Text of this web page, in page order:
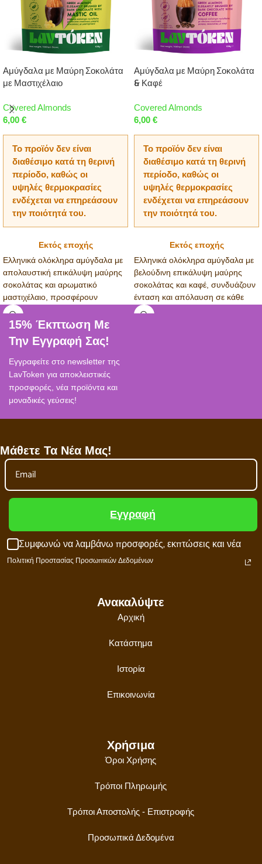
Αμύγδαλα με Μαύρη Σοκολάτα
με Μαστιχέλαιο
Covered Almonds
6,00 €
Το προϊόν δεν είναι
διαθέσιμο κατά τη θερινή
περίοδο, καθώς οι
υψηλές θερμοκρασίες
ενδέχεται να επηρεάσουν
την ποιότητά του.
Εκτός εποχής
Ελληνικά ολόκληρα αμύγδαλα με
απολαυστική επικάλυψη μαύρης
σοκολάτας και αρωματικό
μαστιχέλαιο, προσφέρουν
μοναδική γεύση και ξεχωριστή
απόλαυση - 100γρ.
Αμύγδαλα με Μαύρη Σοκολάτα
& Καφέ
Covered Almonds
6,00 €
Το προϊόν δεν είναι
διαθέσιμο κατά τη θερινή
περίοδο, καθώς οι
υψηλές θερμοκρασίες
ενδέχεται να επηρεάσουν
την ποιότητά του.
Εκτός εποχής
Ελληνικά ολόκληρα αμύγδαλα με
βελούδινη επικάλυψη μαύρης
σοκολάτας και καφέ, συνδυάζουν
ένταση και απόλαυση σε κάθε
λαχταριστή μπουκιά - 100γρ.
15% Έκπτωση Με
Την Εγγραφή Σας!
Εγγραφείτε στο newsletter της
LavToken για αποκλειστικές
προσφορές, νέα προϊόντα και
μοναδικές γεύσεις!
Μάθετε Τα Νέα Μας!
Εγγραφή
Συμφωνώ να λαμβάνω προσφορές, εκπτώσεις και νέα
Πολιτική Προστασίας Προσωπικών Δεδομένων
Ανακαλύψτε
Αρχική
Κατάστημα
Ιστορία
Επικοινωνία
Χρήσιμα
Όροι Χρήσης
Τρόποι Πληρωμής
Τρόποι Αποστολής - Επιστροφής
Προσωπικά Δεδομένα